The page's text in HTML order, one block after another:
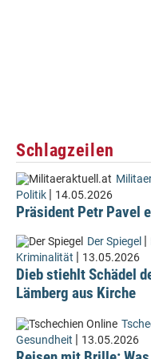
Schlagzeilen
Politik | 14.05.2026
Präsident Petr Pavel
Der Spiegel |
Kriminalität | 13.05.2026
Dieb stiehlt Schädel
Lämberg aus Kirche
Gesundheit | 13.05.2026